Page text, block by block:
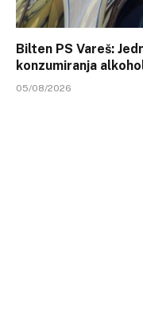
Bilten PS Vareš:
konzumiranja
05/08/2026